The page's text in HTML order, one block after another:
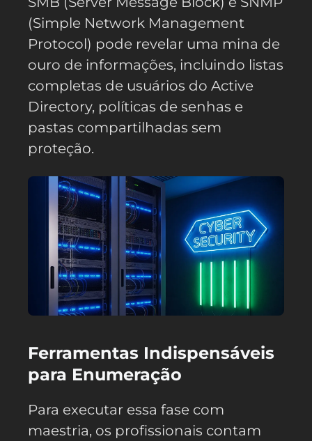
(Simple Network Management
Protocol) pode revelar uma mina de
ouro de informações, incluindo listas
completas de usuários do Active
Directory, políticas de senhas e
pastas compartilhadas sem
proteção.
Ferramentas Indispensáveis
para Enumeração
Para executar essa fase com
maestria, os profissionais contam